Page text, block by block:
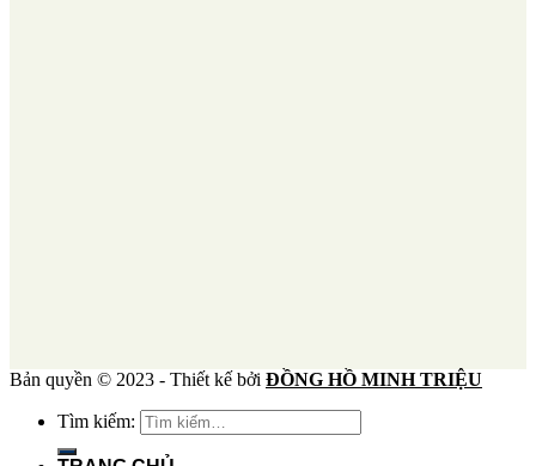
Bản quyền © 2023 - Thiết kế bởi ĐỒNG HỒ MINH TRIỆU
Tìm kiếm: